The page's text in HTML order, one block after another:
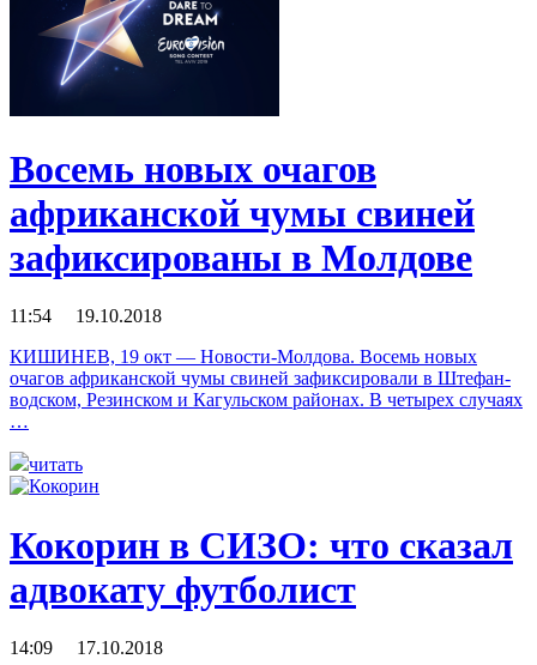
Восемь новых очагов
африканской чумы свиней
зафиксированы в Молдове
11:54 19.10.2018
КИШИНЕВ, 19 окт — Новости-Молдова. Восемь новых
очагов африканской чумы свиней зафиксировали в Штефан-
водском, Резинском и Кагульском районах. В четырех случаях
…
читать
Кокорин в СИЗО: что сказал
адвокату футболист
14:09 17.10.2018